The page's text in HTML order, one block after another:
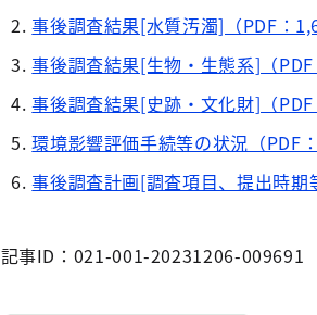
事後調査結果[水質汚濁]（PDF：
事後調査結果[生物・生態系]（PDF
事後調査結果[史跡・文化財]（PDF
環境影響評価手続等の状況（PDF
事後調査計画[調査項目、提出時期
記事ID：021-001-20231206-009691